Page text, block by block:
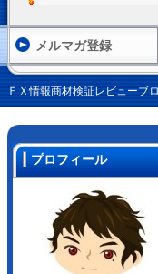
ＦＸ情報商材検証レビューブ
プロフィール
メルマガ登録